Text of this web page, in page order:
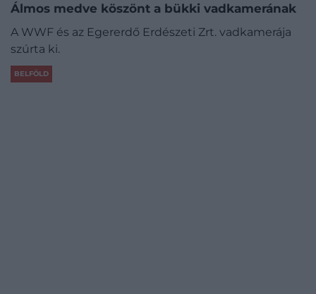
Álmos medve köszönt a bükki vadkamerának
A WWF és az Egererdő Erdészeti Zrt. vadkamerája
szúrta ki.
BELFÖLD